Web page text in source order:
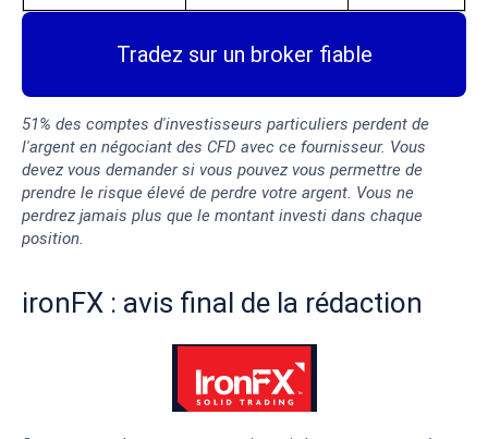
Tradez sur un broker fiable
51% des comptes d'investisseurs particuliers perdent de
l'argent en négociant des CFD avec ce fournisseur. Vous
devez vous demander si vous pouvez vous permettre de
prendre le risque élevé de perdre votre argent. Vous ne
perdrez jamais plus que le montant investi dans chaque
position.
ironFX : avis final de la rédaction